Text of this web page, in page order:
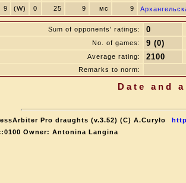
9
(W) 0 25 9 мс 9
Sum of opponents' ratings: 0
No. of games: 9 (0)
Average rating: 2100
Remarks to norm:
Date and
Pro draughts (v.3.52) (C) A.Curyło
Owner: Antonina Langina